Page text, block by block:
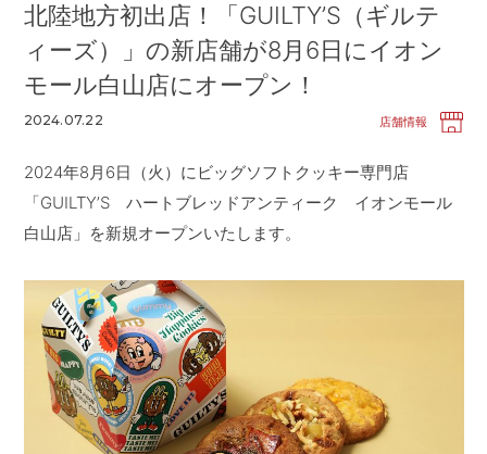
SHOP 店舗情報
SUSTAINABILITY 持続可能な世界の実現のために
ABOUT US 企業情報
RECRUIT 2027 新卒採用
RECRUIT
ALL HEARTS MALL オールハーツ・モール
OGGI ONLINE STORE オッジオンラインストア
北陸地方初出店！「GUILTY’S（ギルテ
ィーズ）」の新店舗が8月6日にイオン
モール白山店にオープン！
2024.07.22 店舗情報
2024年8月6日（火）にビッグソフトクッキー専門店
「GUILTY’S ハートブレッドアンティーク イオンモール
白山店」を新規オープンいたします。